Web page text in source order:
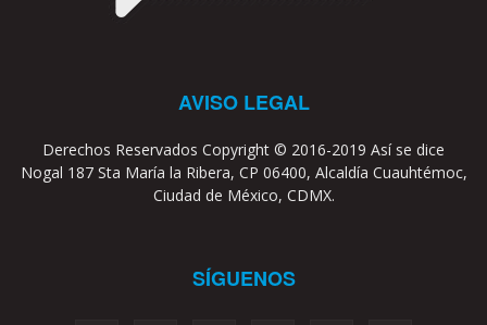
AVISO LEGAL
Derechos Reservados Copyright © 2016-2019 Así se dice
Nogal 187 Sta María la Ribera, CP 06400, Alcaldía Cuauhtémoc,
Ciudad de México, CDMX.
SÍGUENOS